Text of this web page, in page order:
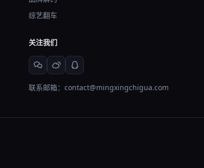
综艺翻车
关注我们
联系邮箱：contact@mingxingchigua.com